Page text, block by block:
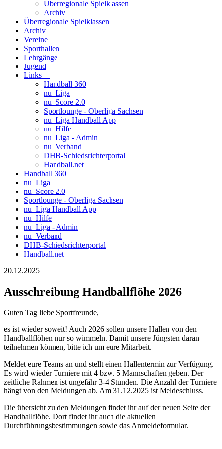
Überregionale Spielklassen
Archiv
Überregionale Spielklassen
Archiv
Vereine
Sporthallen
Lehrgänge
Jugend
Links
Handball 360
nu_Liga
nu_Score 2.0
Sportlounge - Oberliga Sachsen
nu_Liga Handball App
nu_Hilfe
nu_Liga - Admin
nu_Verband
DHB-Schiedsrichterportal
Handball.net
Handball 360
nu_Liga
nu_Score 2.0
Sportlounge - Oberliga Sachsen
nu_Liga Handball App
nu_Hilfe
nu_Liga - Admin
nu_Verband
DHB-Schiedsrichterportal
Handball.net
20.12.2025
Ausschreibung Handballflöhe 2026
Guten Tag liebe Sportfreunde,
es ist wieder soweit! Auch 2026 sollen unsere Hallen von den
Handballflöhen nur so wimmeln. Damit unsere Jüngsten daran
teilnehmen können, bitte ich um eure Mitarbeit.
Meldet eure Teams an und stellt einen Hallentermin zur Verfügung.
Es wird wieder Turniere mit 4 bzw. 5 Mannschaften geben. Der
zeitliche Rahmen ist ungefähr 3-4 Stunden. Die Anzahl der Turniere
hängt von den Meldungen ab. Am 31.12.2025 ist Meldeschluss.
Die übersicht zu den Meldungen findet ihr auf der neuen Seite der
Handballflöhe. Dort findet ihr auch die aktuellen
Durchführungsbestimmungen sowie das Anmeldeformular.